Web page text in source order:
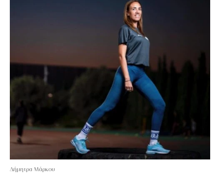
Δήμητρα Μάρκου